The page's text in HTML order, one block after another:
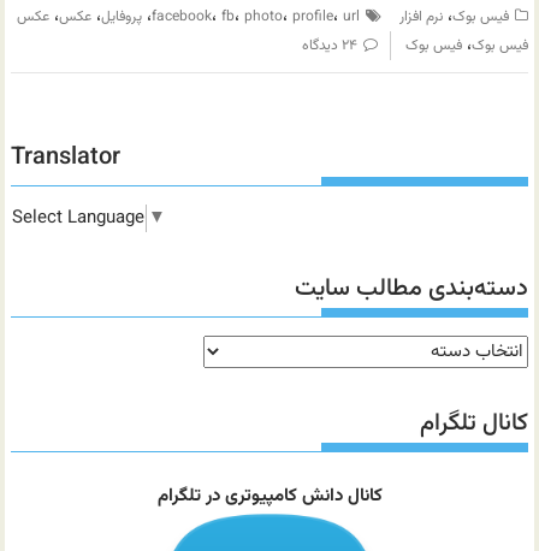
فیس بوک،نرم افزار facebook، fb، photo، profile، url ،پروفایل،عکس،عکس
فیس بوک،فیس بوک ۲۴ دیدگاه
Translator
Select Language ▼
دسته‌بندی مطالب سایت
دسته‌بندی
مطالب
سایت
کانال تلگرام
کانال دانش کامپیوتری در تلگرام